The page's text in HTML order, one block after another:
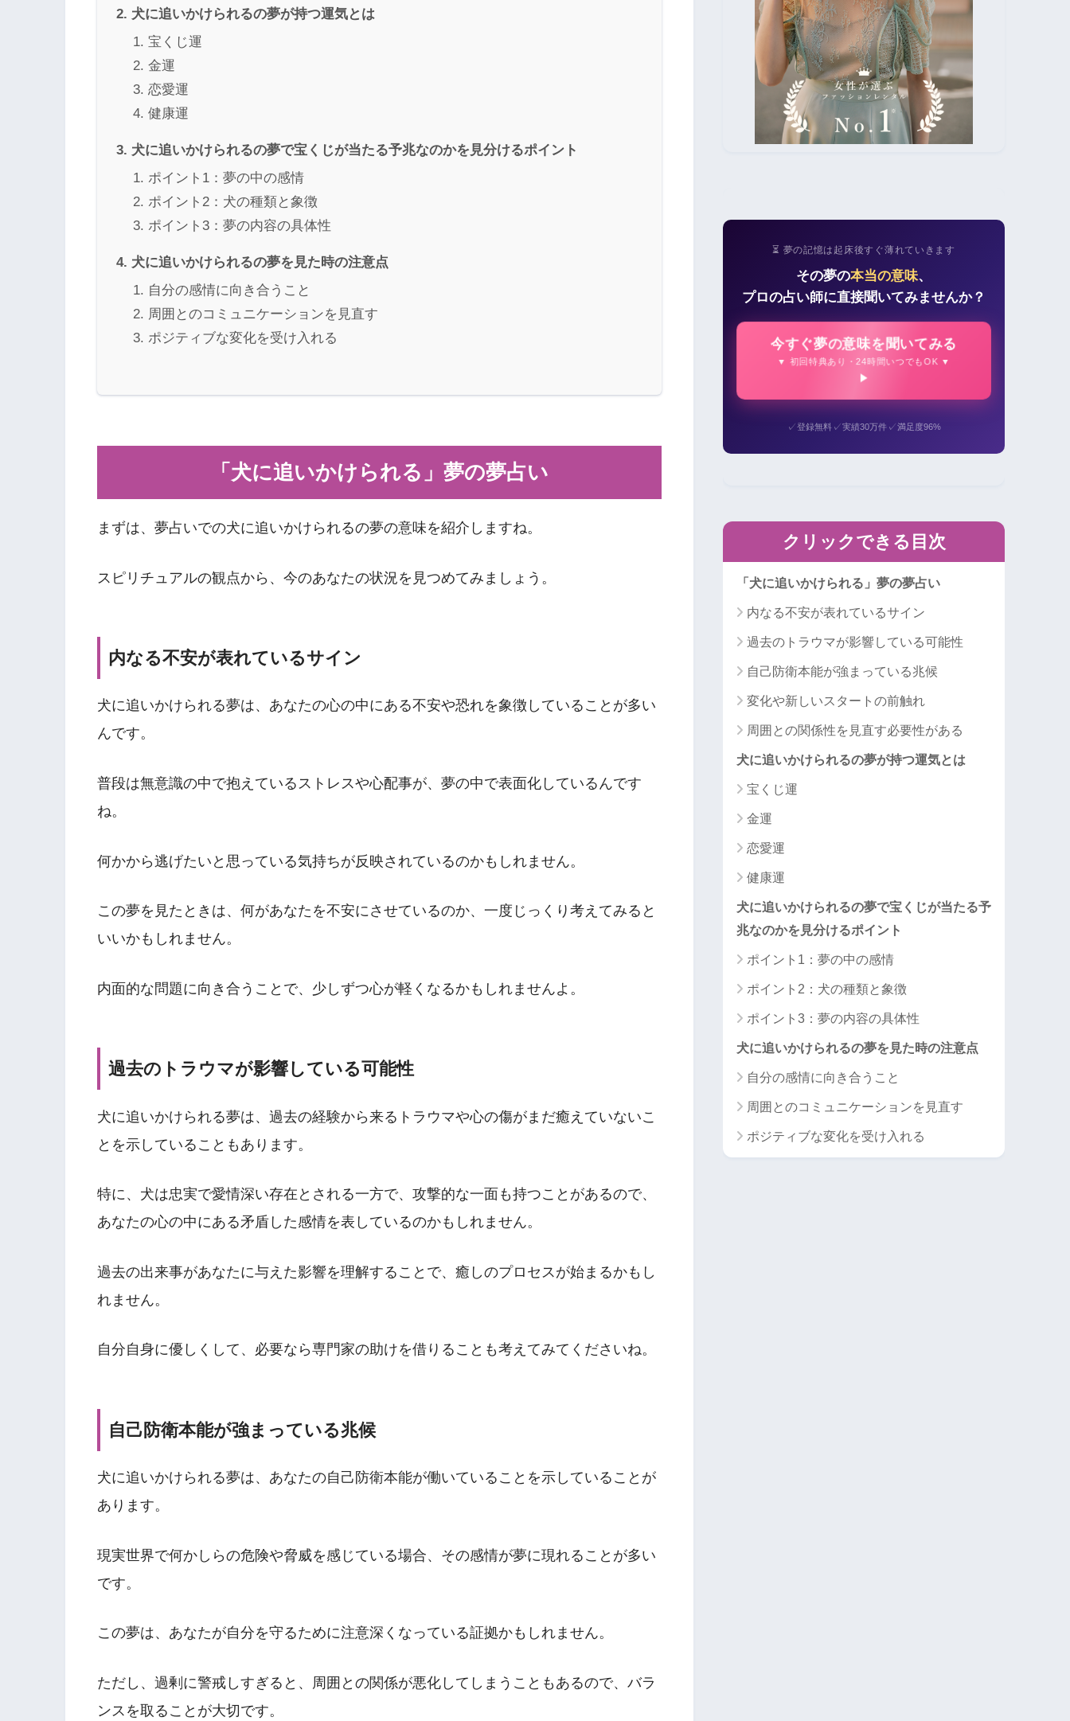
犬に追いかけられるの夢が持つ運気とは
宝くじ運
金運
恋愛運
健康運
犬に追いかけられるの夢で宝くじが当たる予兆なのかを見分けるポイント
ポイント1：夢の中の感情
ポイント2：犬の種類と象徴
ポイント3：夢の内容の具体性
犬に追いかけられるの夢を見た時の注意点
自分の感情に向き合うこと
周囲とのコミュニケーションを見直す
ポジティブな変化を受け入れる
「犬に追いかけられる」夢の夢占い
まずは、夢占いでの犬に追いかけられるの夢の意味を紹介しますね。
スピリチュアルの観点から、今のあなたの状況を見つめてみましょう。
内なる不安が表れているサイン
犬に追いかけられる夢は、あなたの心の中にある不安や恐れを象徴していることが多い
んです。
普段は無意識の中で抱えているストレスや心配事が、夢の中で表面化しているんです
ね。
何かから逃げたいと思っている気持ちが反映されているのかもしれません。
この夢を見たときは、何があなたを不安にさせているのか、一度じっくり考えてみると
いいかもしれません。
内面的な問題に向き合うことで、少しずつ心が軽くなるかもしれませんよ。
過去のトラウマが影響している可能性
犬に追いかけられる夢は、過去の経験から来るトラウマや心の傷がまだ癒えていないこ
とを示していることもあります。
特に、犬は忠実で愛情深い存在とされる一方で、攻撃的な一面も持つことがあるので、
あなたの心の中にある矛盾した感情を表しているのかもしれません。
過去の出来事があなたに与えた影響を理解することで、癒しのプロセスが始まるかもし
れません。
自分自身に優しくして、必要なら専門家の助けを借りることも考えてみてくださいね。
自己防衛本能が強まっている兆候
犬に追いかけられる夢は、あなたの自己防衛本能が働いていることを示していることが
あります。
現実世界で何かしらの危険や脅威を感じている場合、その感情が夢に現れることが多い
です。
この夢は、あなたが自分を守るために注意深くなっている証拠かもしれません。
ただし、過剰に警戒しすぎると、周囲との関係が悪化してしまうこともあるので、バラ
ンスを取ることが大切です。
⏳ 夢の記憶は起床後すぐ薄れていきます
その夢の本当の意味、
プロの占い師に直接聞いてみませんか？
今すぐ夢の意味を聞いてみる
▼ 初回特典あり・24時間いつでもOK ▼
✓登録無料 ✓実績30万件 ✓満足度96%
クリックできる目次
「犬に追いかけられる」夢の夢占い
内なる不安が表れているサイン
過去のトラウマが影響している可能性
自己防衛本能が強まっている兆候
変化や新しいスタートの前触れ
周囲との関係性を見直す必要性がある
犬に追いかけられるの夢が持つ運気とは
宝くじ運
金運
恋愛運
健康運
犬に追いかけられるの夢で宝くじが当たる予
兆なのかを見分けるポイント
ポイント1：夢の中の感情
ポイント2：犬の種類と象徴
ポイント3：夢の内容の具体性
犬に追いかけられるの夢を見た時の注意点
自分の感情に向き合うこと
周囲とのコミュニケーションを見直す
ポジティブな変化を受け入れる